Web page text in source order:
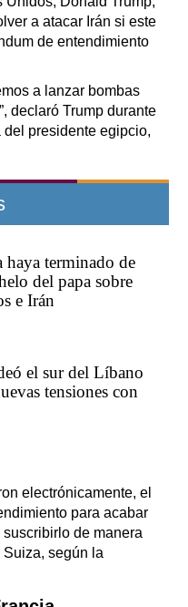
a atacar Irán si este
de entendimiento
a lanzar bombas
declaró Trump durante
del presidente egipcio,
haya terminado de
del papa sobre
e Irán
el sur del Líbano
tensiones con
electrónicamente, el
para acabar
de manera
según la